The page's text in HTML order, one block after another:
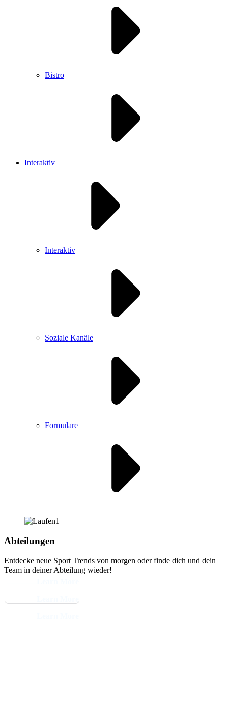
Bistro
Interaktiv
Interaktiv
Soziale Kanäle
Formulare
Abteilungen
Entdecke neue Sport Trends von morgen oder finde dich und dein
Team in deiner Abteilung wieder!